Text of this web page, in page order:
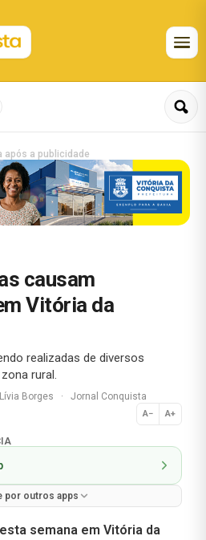
após a publicidade
causam
Vitória da
realizadas de diversos
rural.
Lívia Borges · Jornal Conquista
A− A+
Normal
por outros apps
semana em Vitória da